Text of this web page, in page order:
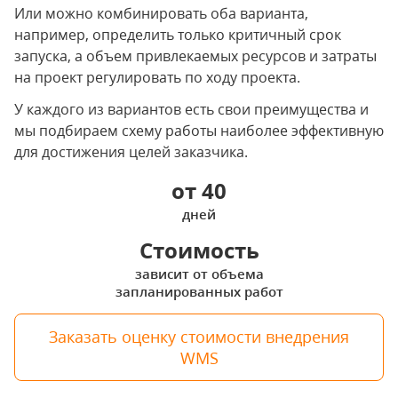
Или можно комбинировать оба варианта,
например, определить только критичный срок
запуска, а объем привлекаемых ресурсов и затраты
на проект регулировать по ходу проекта.
У каждого из вариантов есть свои преимущества и
мы подбираем схему работы наиболее эффективную
для достижения целей заказчика.
от 40
дней
Стоимость
зависит от объема
запланированных работ
Заказать оценку стоимости внедрения
WMS